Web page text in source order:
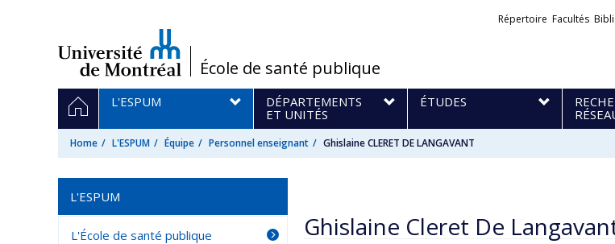
/École de santé publique
Liens
Répertoire Facultés
Navigation
principale
HOMEL'ESPUM
DÉPARTEMENTS
ET UNITÉS
ÉTUDES
Home L'ESPUM Équipe Personnel enseignant Ghislaine CLERET DE LANGAVANT
Ghislaine Cleret De
L'ESPUM
L'École de santé publique